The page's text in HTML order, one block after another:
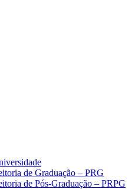
de Graduação – PRG
de Pós-Graduação – PRPG